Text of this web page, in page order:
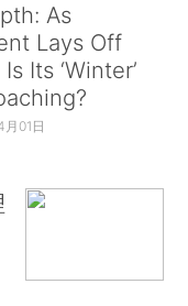
As
Lays Off
Its ‘Winter’
01日